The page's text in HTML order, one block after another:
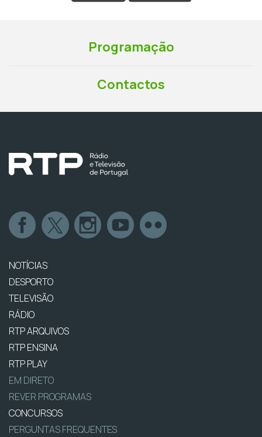
Programação
Contactos
NOTÍCIAS
DESPORTO
TELEVISÃO
RÁDIO
RTP ARQUIVOS
RTP ENSINA
RTP PLAY
EM DIRETO
REVER PROGRAMAS
CONCURSOS
PERGUNTAS FREQUENTES